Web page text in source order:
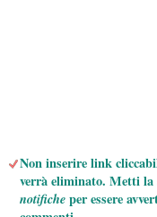
Non inserire link
verrà eliminato. Metti
notificheper essere